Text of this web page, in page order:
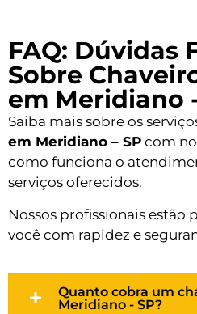
FAQ: Dúvidas
Sobre
em Meridiano
Saiba mais sobre os
em Meridiano – SP com
como funciona o
serviços oferecidos.
Nossos profissionais estão
você com rapidez e
Quanto cobra um
Meridiano - SP?